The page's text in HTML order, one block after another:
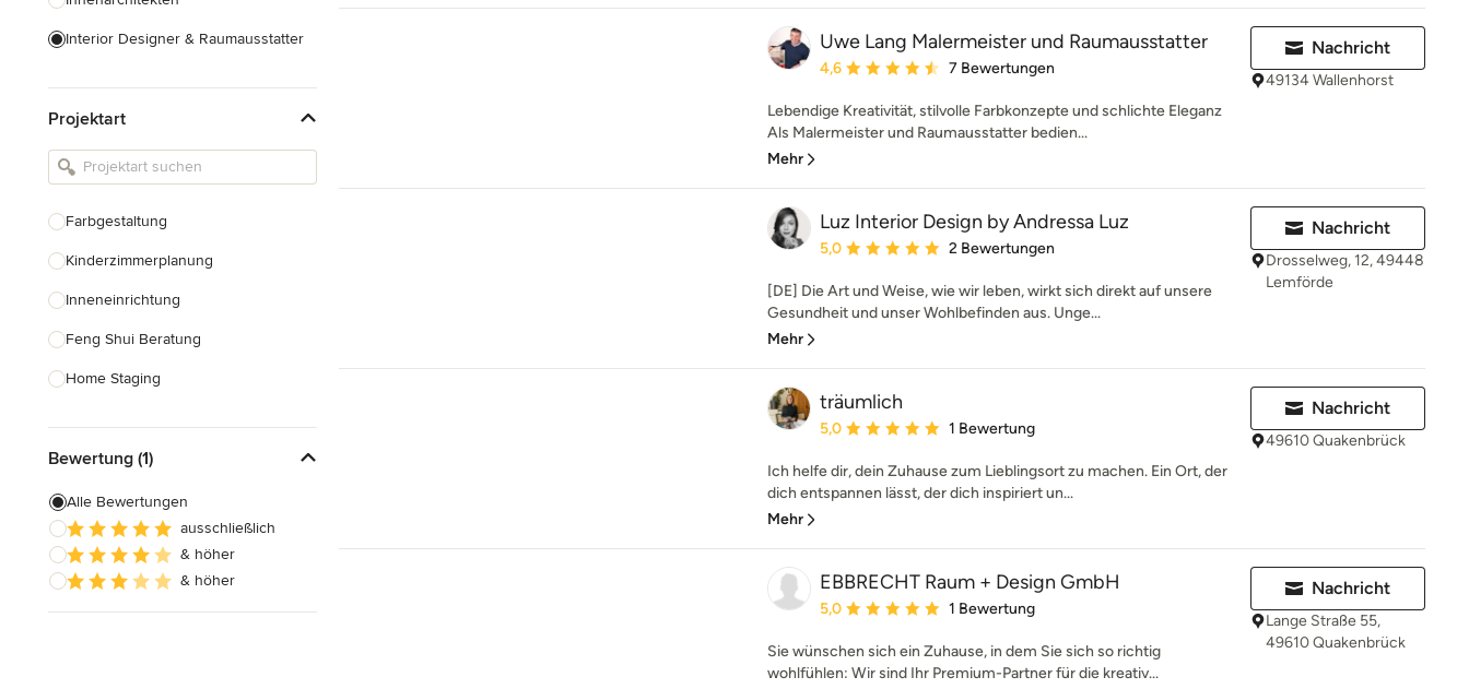
Interior Designer & Raumausstatter
Landschaftsarchitekten
Armaturen & Sanitärbedarf
Einbauschränke
Projektart
Farbgestaltung
Kinderzimmerplanung
Inneneinrichtung
Feng Shui Beratung
Home Staging
Alle anzeigen
Bewertung (1)
Alle Bewertungen
ausschließlich
& höher
& höher
Uwe Lang Malermeister und Raumausstatter
Durchschnittliche Bewertung: 4.6 von 5 Sternen
4,6 7 Bewertungen
Lebendige Kreativität, stilvolle Farbkonzepte und schlichte Eleganz
Als Malermeister und Raumausstatter bedien...
Mehr
Nachricht
49134 Wallenhorst
Luz Interior Design by Andressa Luz
Durchschnittliche Bewertung: 5 von 5 Sternen
5,0 2 Bewertungen
[DE] Die Art und Weise, wie wir leben, wirkt sich direkt auf unsere
Gesundheit und unser Wohlbefinden aus. Unge...
Mehr
Nachricht
Drosselweg, 12, 49448
Lemförde
träumlich
Durchschnittliche Bewertung: 5 von 5 Sternen
5,0 1 Bewertung
Ich helfe dir, dein Zuhause zum Lieblingsort zu machen. Ein Ort, der
dich entspannen lässt, der dich inspiriert un...
Mehr
Nachricht
49610 Quakenbrück
EBBRECHT Raum + Design GmbH
Durchschnittliche Bewertung: 5 von 5 Sternen
5,0 1 Bewertung
Sie wünschen sich ein Zuhause, in dem Sie sich so richtig
wohlfühlen: Wir sind Ihr Premium-Partner für die kreativ...
Nachricht
Lange Straße 55,
49610 Quakenbrück